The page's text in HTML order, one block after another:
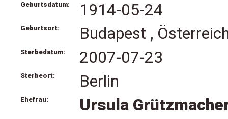
Geburtsdatum: 1914-05-24
Geburtsort: Budapest ,
Sterbedatum: 2007-07-23
Sterbeort: Berlin
Ehefrau: Ursula